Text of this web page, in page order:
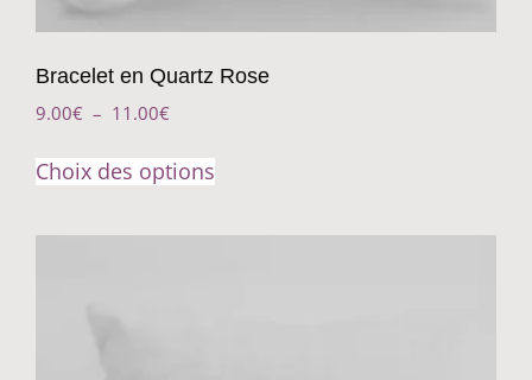
Bracelet en Quartz Rose
9.00€ – 11.00€
Choix des options